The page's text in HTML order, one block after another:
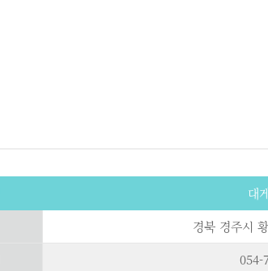
대
경북 경주시
054-